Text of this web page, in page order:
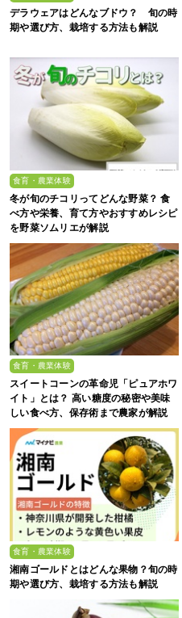
デラウェアはどんなブドウ？ 旬の時
期や選び方、栽培する方法も解説
食育・農業体験
冬が旬のチコリってどんな野菜？ 食
べ方や栄養、育て方やおすすめレシピ
を野菜ソムリエが解説
食育・農業体験
スイートコーンの革命児「ピュアホワ
イト」とは？ 高い糖度の秘密や美味
しい食べ方、保存術まで農家が解説
食育・農業体験
湘南ゴールドとはどんな果物？旬の時
期や選び方、栽培する方法も解説